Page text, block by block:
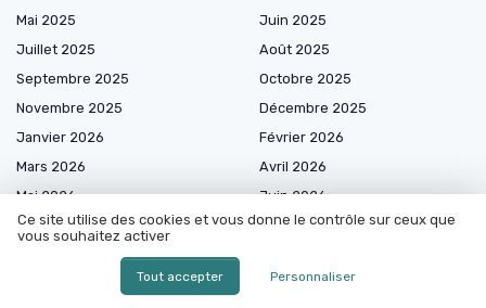
Mai 2025
Juin 2025
Juillet 2025
Août 2025
Septembre 2025
Octobre 2025
Novembre 2025
Décembre 2025
Janvier 2026
Février 2026
Mars 2026
Avril 2026
Mai 2026
Juin 2026
Juillet 2026
Août 2026
Ce site utilise des cookies et vous donne le contrôle sur ceux que
vous souhaitez activer
Tout accepter Personnaliser